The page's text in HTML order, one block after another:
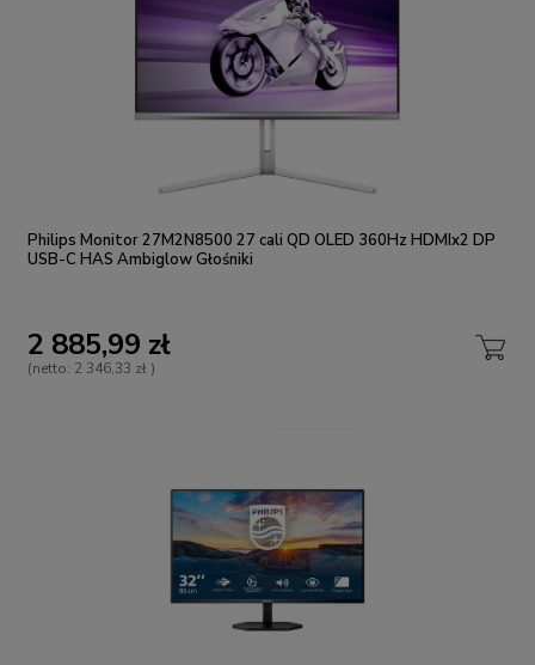
Philips Monitor 27M2N8500 27 cali QD OLED 360Hz HDMIx2 DP
USB-C HAS Ambiglow Głośniki
2 885,99 zł
(netto: 2 346,33 zł )